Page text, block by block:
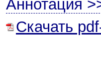
Аннотация
Скачать